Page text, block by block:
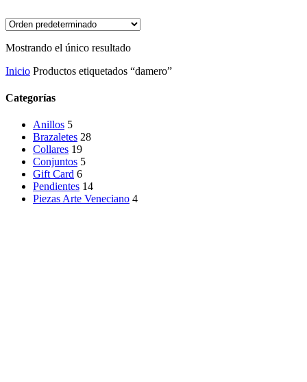
Mostrando el único resultado
Inicio Productos etiquetados “damero”
Categorías
Anillos 5
Brazaletes 28
Collares 19
Conjuntos 5
Gift Card 6
Pendientes 14
Piezas Arte Veneciano 4